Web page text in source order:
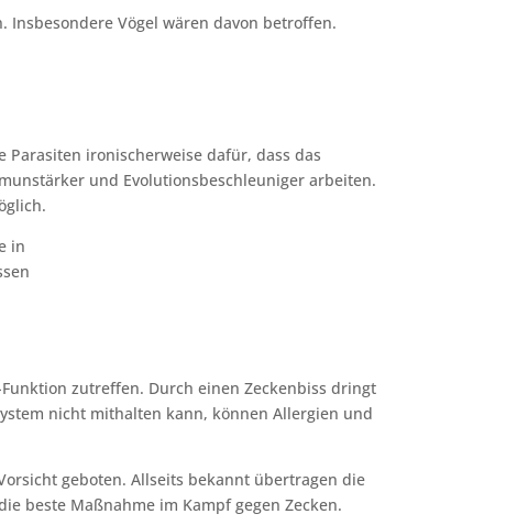
Insbesondere Vögel wären davon betroffen.
Parasiten ironischerweise dafür, dass das
und Evolutionsbeschleuniger arbeiten.
zutreffen. Durch einen Zeckenbiss dringt
nicht mithalten kann, können Allergien und
geboten. Allseits bekannt übertragen die
beste Maßnahme im Kampf gegen Zecken.